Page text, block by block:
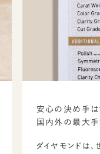
安心の決め手
国内外の最大
ダイヤモンドは